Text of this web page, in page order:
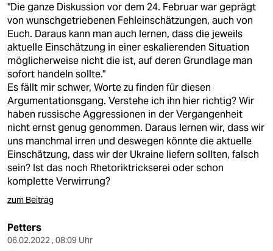
"Die ganze Diskussion vor dem 24. Februar war geprägt
von wunschgetriebenen Fehleinschätzungen, auch von
Euch. Daraus kann man auch lernen, dass die jeweils
aktuelle Einschätzung in einer eskalierenden Situation
möglicherweise nicht die ist, auf deren Grundlage man
sofort handeln sollte."
Es fällt mir schwer, Worte zu finden für diesen
Argumentationsgang. Verstehe ich ihn hier richtig? Wir
haben russische Aggressionen in der Vergangenheit
nicht ernst genug genommen. Daraus lernen wir, dass wir
uns manchmal irren und deswegen könnte die aktuelle
Einschätzung, dass wir der Ukraine liefern sollten, falsch
sein? Ist das noch Rhetoriktrickserei oder schon
komplette Verwirrung?
zum Beitrag
Petters
06.02.2022 , 08:09 Uhr